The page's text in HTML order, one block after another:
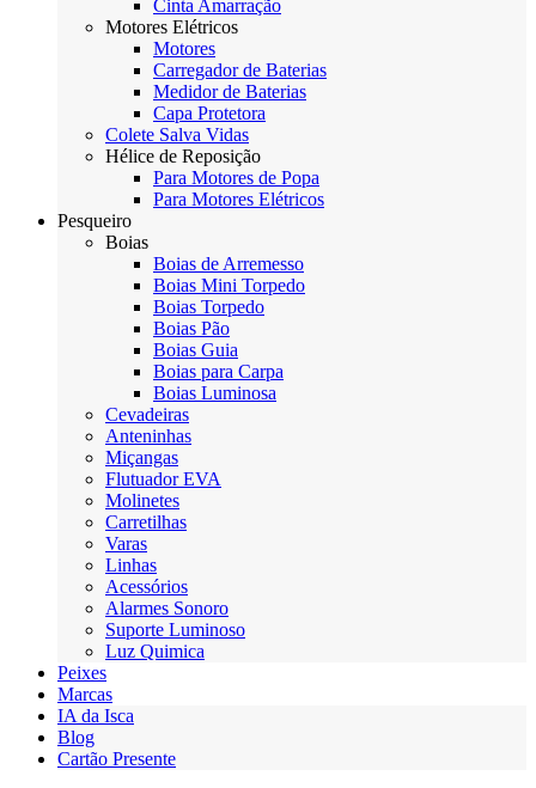
Cinta Amarração
Motores Elétricos
Motores
Carregador de Baterias
Medidor de Baterias
Capa Protetora
Colete Salva Vidas
Hélice de Reposição
Para Motores de Popa
Para Motores Elétricos
Pesqueiro
Boias
Boias de Arremesso
Boias Mini Torpedo
Boias Torpedo
Boias Pão
Boias Guia
Boias para Carpa
Boias Luminosa
Cevadeiras
Anteninhas
Miçangas
Flutuador EVA
Molinetes
Carretilhas
Varas
Linhas
Acessórios
Alarmes Sonoro
Suporte Luminoso
Luz Quimica
Peixes
Marcas
IA da Isca
Blog
Cartão Presente